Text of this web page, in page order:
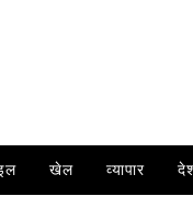
खेल व्यापार